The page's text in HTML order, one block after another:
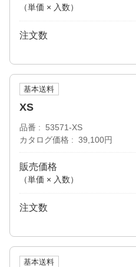
（単価 × 入数）
注文数
基本送料
XS
品番
53571-XS
カタログ価格
39,100円
販売価格
（単価 × 入数）
注文数
基本送料